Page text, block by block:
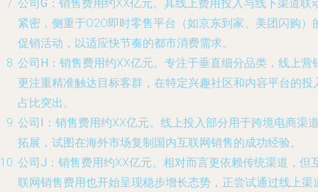
公司G ：销售费用约XX亿元。其线上费用投入与线下渠道联
紧密，侧重于O2O即时零售平台（如京东到家、美团闪购）
促销活动，以适应快节奏的都市消费需求。
公司H ：销售费用约XX亿元。专注于垂直细分品类，线上营
更注重精准触达目标客群，在特定兴趣社区和内容平台的投
占比突出。
公司I ：销售费用约XX亿元。线上投入部分用于跨境电商渠
拓展，试图在海外市场复制国内互联网销售的成功经验。
公司J ：销售费用约XX亿元。相对而言更依赖传统渠道，但
联网销售费用也开始呈现稳步增长态势，正尝试通过线上渠